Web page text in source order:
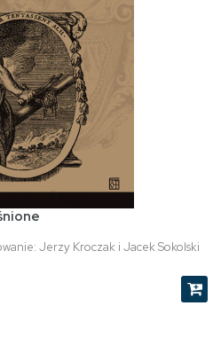
Jerzy Kroczak i Jacek Sokolski